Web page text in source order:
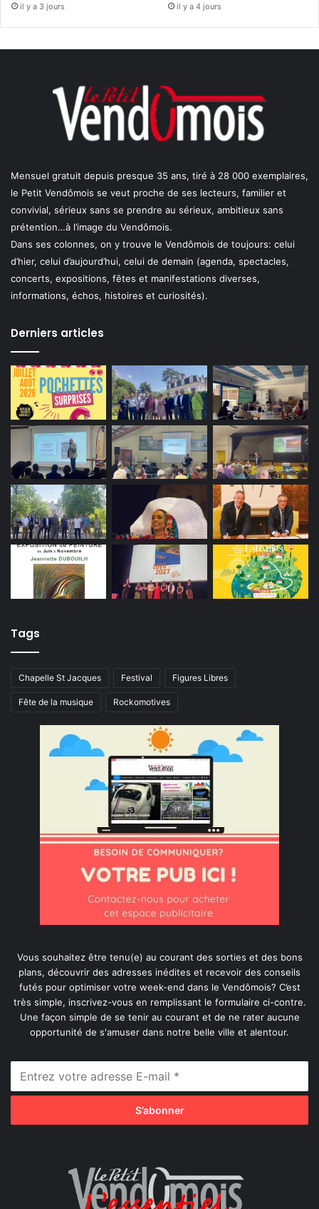
il y a 3 jours il y a 4 jours
Mensuel gratuit depuis presque 35 ans, tiré à 28 000 exemplaires,
le Petit Vendômois se veut proche de ses lecteurs, familier et
convivial, sérieux sans se prendre au sérieux, ambitieux sans
prétention…à l’image du Vendômois.
Dans ses colonnes, on y trouve le Vendômois de toujours: celui
d’hier, celui d’aujourd’hui, celui de demain (agenda, spectacles,
concerts, expositions, fêtes et manifestations diverses,
informations, échos, histoires et curiosités).
Derniers articles
Tags
Chapelle St Jacques Festival Figures Libres
Fête de la musique Rockomotives
Vous souhaitez être tenu(e) au courant des sorties et des bons
plans, découvrir des adresses inédites et recevoir des conseils
futés pour optimiser votre week-end dans le Vendômois? C’est
très simple, inscrivez-vous en remplissant le formulaire ci-contre.
Une façon simple de se tenir au courant et de ne rater aucune
opportunité de s'amuser dans notre belle ville et alentour.